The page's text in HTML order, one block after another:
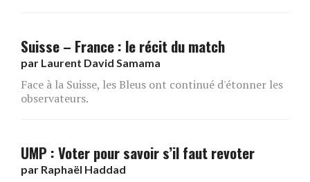
Suisse – France : le récit du match
par Laurent David Samama
Face à la Suisse, les Bleus ont continué d'étonner les
observateurs.
UMP : Voter pour savoir s’il faut revoter
par Raphaël Haddad